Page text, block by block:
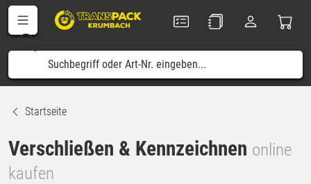
Startseite
Verschließen & Kennzeichnen online
kaufen